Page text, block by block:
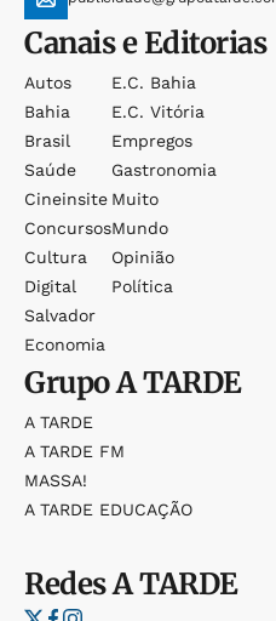
Canais e Editorias
Autos
Bahia
Brasil
Saúde
Cineinsite
Concursos
Cultura
Digital
Salvador
Economia
E.c. Bahia
E.c. Vitória
Empregos
Gastronomia
Muito
Mundo
Opinião
Política
GrupoA TARDE
A TARDE
A TARDE FM
MASSA!
A TARDE EDUCAÇÃO
RedesA TARDE